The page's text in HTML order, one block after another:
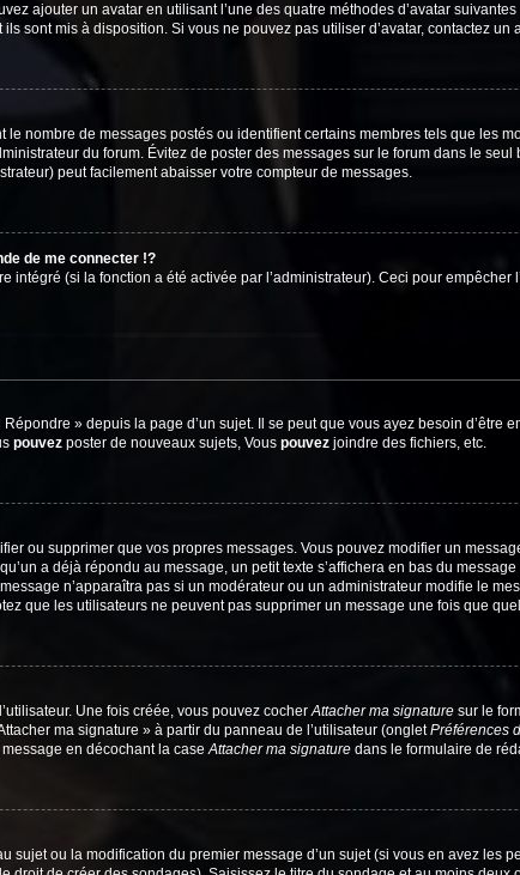
ajouter un avatar en utilisant l’une des quatre méthodes d’avatar
sont mis à disposition. Si vous ne pouvez pas utiliser d’avatar, contactez un
nombre de messages postés ou identifient certains membres tels que les
du forum. Évitez de poster des messages sur le forum dans le
peut facilement abaisser votre compteur de messages.
de me connecter !?
intégré (si la fonction a été activée par l’administrateur). Ceci pour
» depuis la page d’un sujet. Il se peut que vous ayez besoin d’être
pouvez poster de nouveaux sujets, Vous pouvez joindre des fichiers, etc.
ou supprimer que vos propres messages. Vous pouvez modifier un
a déjà répondu au message, un petit texte s’affichera en bas du
n’apparaîtra pas si un modérateur ou un administrateur modifie le
que les utilisateurs ne peuvent pas supprimer un message une fois que
Une fois créée, vous pouvez cocherAttacher ma signature sur le
ma signature » à partir du panneau de l’utilisateur (ongletPréférences
en décochant la caseAttacher ma signature dans le formulaire de
sujet ou la modification du premier message d’un sujet (si vous en avez les